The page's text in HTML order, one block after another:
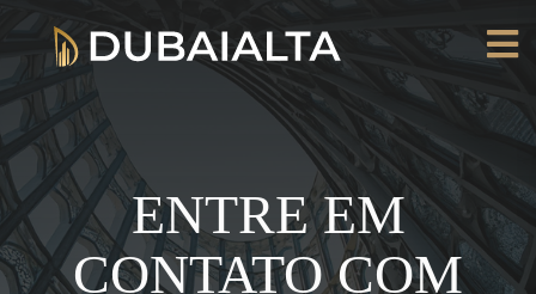
ENTRE EM
CONTATO COM